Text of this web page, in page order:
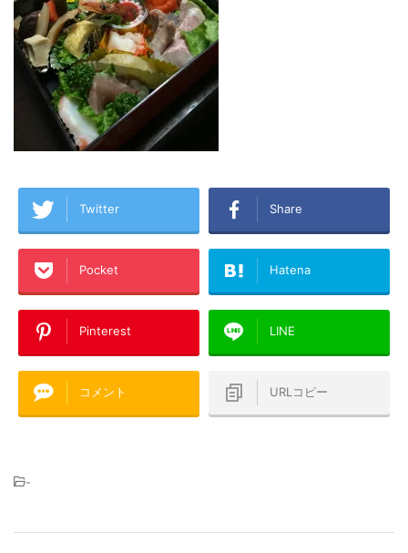
Twitter Share
Pocket Hatena
Pinterest LINE
コメント URLコピー
-